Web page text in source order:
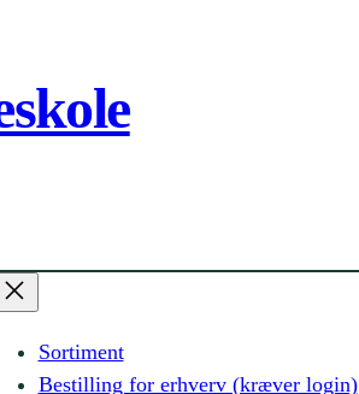
Sortiment
Bestilling for erhverv (kræver login)